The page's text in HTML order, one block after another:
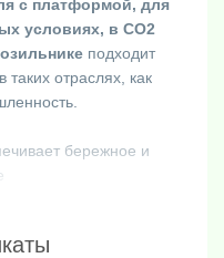
с платформой, для
условиях, в СО2
подходит
отраслях, как
бережное и
для двухслойного